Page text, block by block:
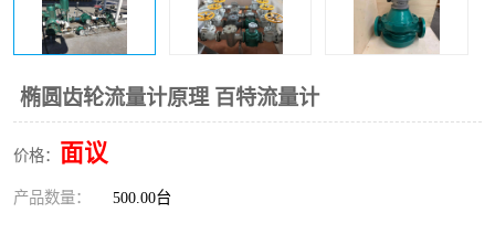
椭圆齿轮流量计原理 百特流量计
价格： 面议
产品数量： 500.00台
流量仪表 加油站液位仪